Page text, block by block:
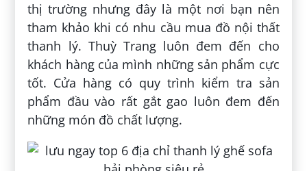
thị trường nhưng đây là một nơi bạn nên
tham khảo khi có nhu cầu mua đồ nội thất
thanh lý. Thuỳ Trang luôn đem đến cho
khách hàng của mình những sản phẩm cực
tốt. Cửa hàng có quy trình kiểm tra sản
phẩm đầu vào rất gắt gao luôn đem đến
những món đồ chất lượng.